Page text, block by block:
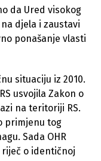
da Ured visokog
djela i zaustavi
ponašanje vlasti
situaciju iz 2010.
usvojila Zakon o
na teritoriji RS.
primjenu tog
Sada OHR
o identičnoj